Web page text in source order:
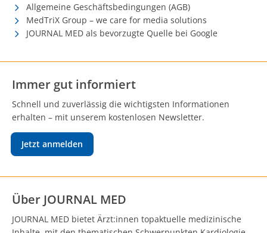
Allgemeine Geschäftsbedingungen (AGB)
MedTriX Group – we care for media solutions
JOURNAL MED als bevorzugte Quelle bei Google
Immer gut informiert
Schnell und zuverlässig die wichtigsten Informationen
erhalten – mit unserem kostenlosen Newsletter.
Jetzt anmelden
Über JOURNAL MED
JOURNAL MED bietet Ärzt:innen topaktuelle medizinische